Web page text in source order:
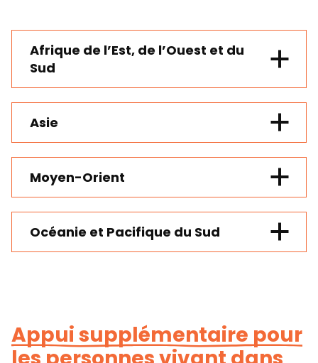
Martinique (France)
Guadeloupe (France)
Saint-Martin (France)
Saint-Barthélemy (France)
Saint-Pierre-et-Miquelon (France)
Île de Clipperton (France)
Afrique de l’Est, de l’Ouest et du
Sud
Asie
Moyen-Orient
Océanie et Pacifique du Sud
Appui supplémentaire pour